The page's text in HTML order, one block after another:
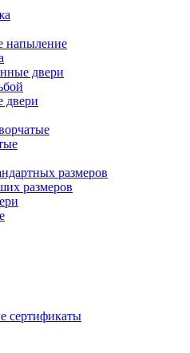
напыление
двери
двери
размеров
размеров
сертификаты